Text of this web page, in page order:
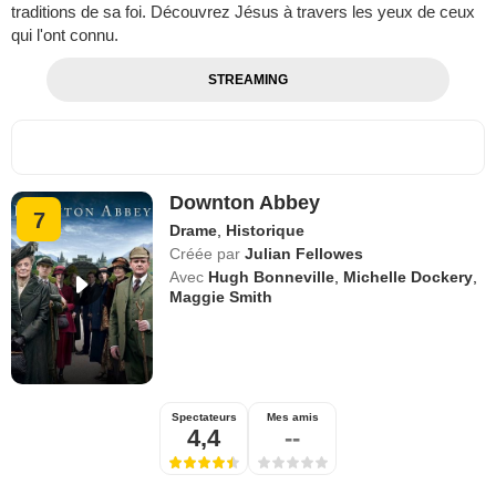
traditions de sa foi. Découvrez Jésus à travers les yeux de ceux
qui l'ont connu.
STREAMING
7
Downton Abbey
Drame Historique
Créée par Julian Fellowes
Avec Hugh Bonneville Michelle Dockery
Maggie Smith
Spectateurs
4,4
Mes amis
--